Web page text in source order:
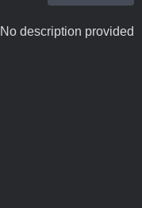
No description provided.